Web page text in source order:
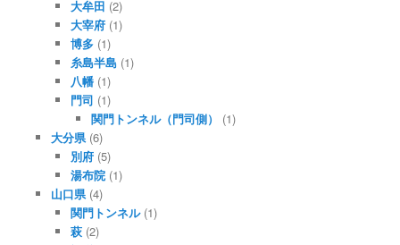
大牟田 (2)
大宰府 (1)
博多 (1)
糸島半島 (1)
八幡 (1)
門司 (1)
関門トンネル（門司側）
(1)
大分県(6)
別府 (5)
湯布院 (1)
山口県(4)
関門トンネル(1)
萩 (2)